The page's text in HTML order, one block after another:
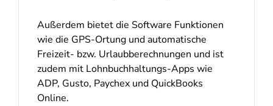
Außerdem bietet die Software Funktionen
wie die GPS-Ortung und automatische
Freizeit- bzw. Urlaubberechnungen und ist
zudem mit Lohnbuchhaltungs-Apps wie
ADP, Gusto, Paychex und QuickBooks
Online.